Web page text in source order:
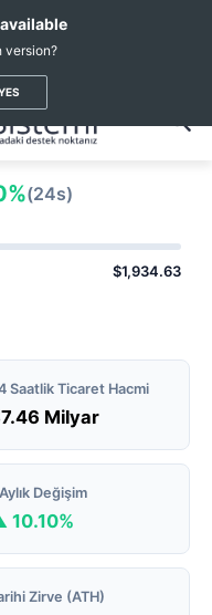
(ETH)
#2
(24s)
$1,934.63
Saatlik Ticaret Hacmi
Milyar
Değişim
10.10%
Zirve (ATH)
version?